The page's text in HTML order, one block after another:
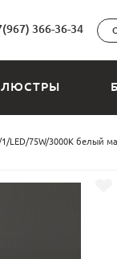
366-36-34
ЛЮСТРЫ
75W/3000K белый